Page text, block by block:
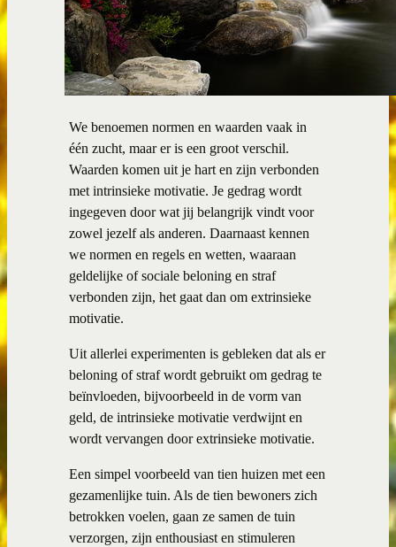
We benoemen normen en waarden vaak in
één zucht, maar er is een groot verschil.
Waarden komen uit je hart en zijn verbonden
met intrinsieke motivatie. Je gedrag wordt
ingegeven door wat jij belangrijk vindt voor
zowel jezelf als anderen. Daarnaast kennen
we normen en regels en wetten, waaraan
geldelijke of sociale beloning en straf
verbonden zijn, het gaat dan om extrinsieke
motivatie.
Uit allerlei experimenten is gebleken dat als er
beloning of straf wordt gebruikt om gedrag te
beïnvloeden, bijvoorbeeld in de vorm van
geld, de intrinsieke motivatie verdwijnt en
wordt vervangen door extrinsieke motivatie.
Een simpel voorbeeld van tien huizen met een
gezamenlijke tuin. Als de tien bewoners zich
betrokken voelen, gaan ze samen de tuin
verzorgen, zijn enthousiast en stimuleren